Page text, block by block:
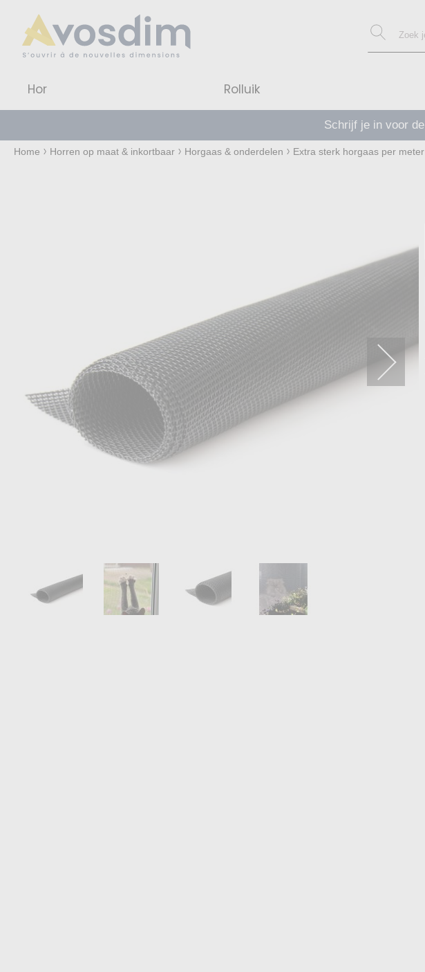
Hor Rolluik
We
Home Horren op maat & inkortbaar Horgaas & onderdelen Extra sterk horgaas per
Vind de perfecte foto voor je project
Search